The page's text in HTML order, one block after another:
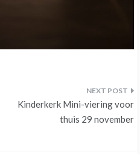
Kinderkerk Mini-viering voor
thuis 29 november